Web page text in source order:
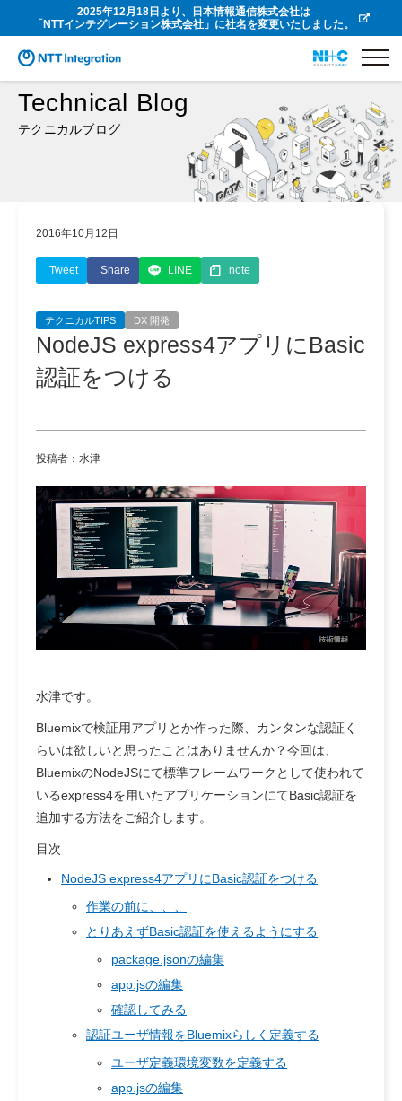
2025年12月18日より、日本情報通信株式会社は
「NTTインテグレーション株式会社」に社名を変更いたしました。
Technical Blog
テクニカルブログ
2016年10月12日
Tweet Share LINE note
テクニカルTIPS DX 開発
NodeJS express4アプリにBasic
認証をつける
投稿者：水津
水津です。
Bluemixで検証用アプリとか作った際、カンタンな認証く
らいは欲しいと思ったことはありませんか？今回は、
BluemixのNodeJSにて標準フレームワークとして使われて
いるexpress4を用いたアプリケーションにてBasic認証を
追加する方法をご紹介します。
目次
NodeJS express4アプリにBasic認証をつける
作業の前に、、、
とりあえずBasic認証を使えるようにする
package.jsonの編集
app.jsの編集
確認してみる
認証ユーザ情報をBluemixらしく定義する
ユーザ定義環境変数を定義する
app.jsの編集